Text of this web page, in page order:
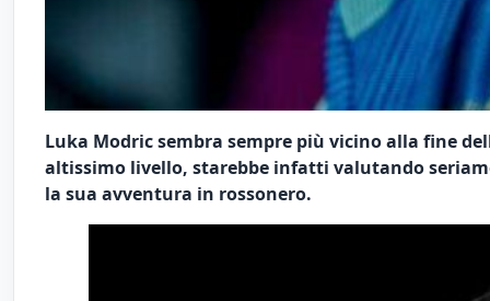
Luka Modric sembra sempre più vicino alla fine
altissimo livello, starebbe infatti valutando
la sua avventura in rossonero.